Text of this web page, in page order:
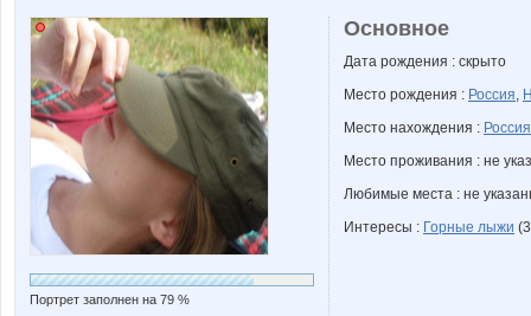
Портрет заполнен на 79 %
Основное
Дата рождения : скрыто
Место рождения : Россия,
Место нахождения : Россия
Место проживания : не
Любимые места : не
Интересы : Горные лыжи